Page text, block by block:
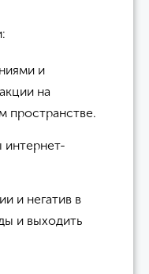
и
на
пространстве.
интернет-
и негатив в
и выходить